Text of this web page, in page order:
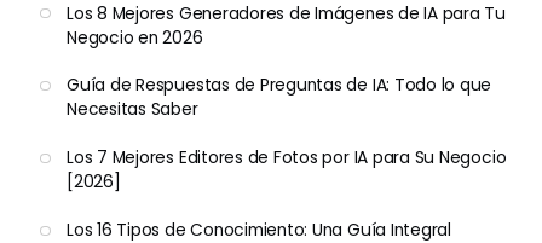
Los 8 Mejores Generadores de Imágenes de IA para Tu
Negocio en 2026
Guía de Respuestas de Preguntas de IA: Todo lo que
Necesitas Saber
Los 7 Mejores Editores de Fotos por IA para Su Negocio
[2026]
Los 16 Tipos de Conocimiento: Una Guía Integral